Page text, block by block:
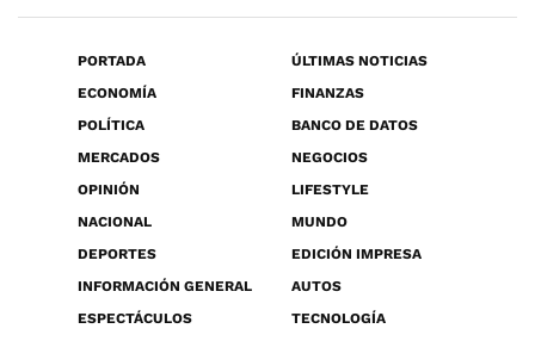
PORTADA
ÚLTIMAS NOTICIAS
ECONOMÍA
FINANZAS
POLÍTICA
BANCO DE DATOS
MERCADOS
NEGOCIOS
OPINIÓN
LIFESTYLE
NACIONAL
MUNDO
DEPORTES
EDICIÓN IMPRESA
INFORMACIÓN GENERAL
AUTOS
ESPECTÁCULOS
TECNOLOGÍA